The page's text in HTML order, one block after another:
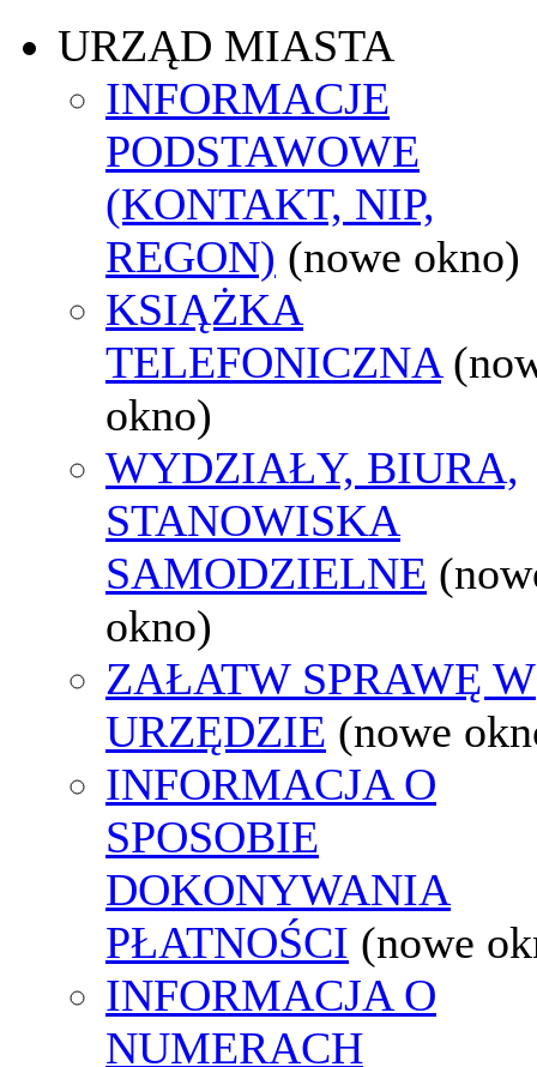
URZĄD MIASTA
INFORMACJE
PODSTAWOWE
(KONTAKT, NIP,
REGON) (nowe okno)
KSIĄŻKA
TELEFONICZNA
okno)
WYDZIAŁY, BIURA,
STANOWISKA
SAMODZIELNE
okno)
ZAŁATW SPRAWĘ W
URZĘDZIE (nowe
INFORMACJA O
SPOSOBIE
DOKONYWANIA
PŁATNOŚCI (nowe
INFORMACJA O
NUMERACH